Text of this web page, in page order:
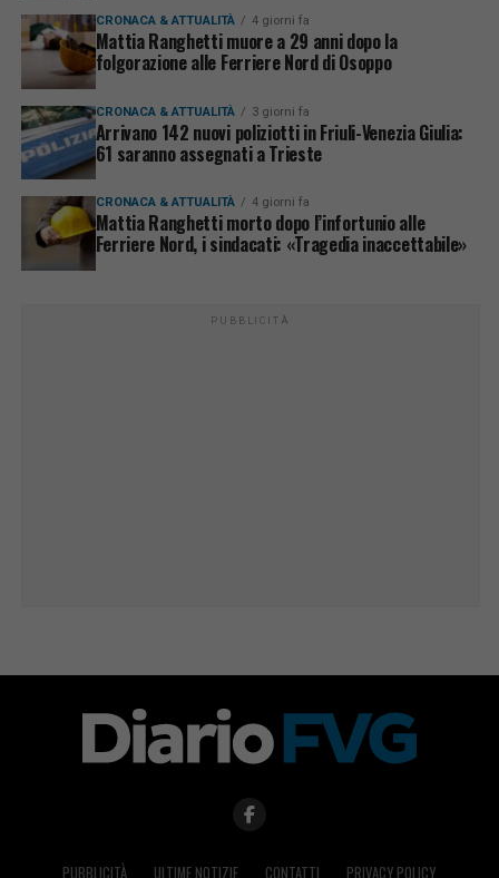
CRONACA & ATTUALITÀ 4 giorni fa
Mattia Ranghetti muore a 29 anni dopo la
folgorazione alle Ferriere Nord di Osoppo
CRONACA & ATTUALITÀ 3 giorni fa
Arrivano 142 nuovi poliziotti in Friuli-Venezia Giulia:
61 saranno assegnati a Trieste
CRONACA & ATTUALITÀ 4 giorni fa
Mattia Ranghetti morto dopo l’infortunio alle
Ferriere Nord, i sindacati: «Tragedia inaccettabile»
PUBBLICITÀ
PUBBLICITÀ ULTIME NOTIZIE CONTATTI PRIVACY POLICY